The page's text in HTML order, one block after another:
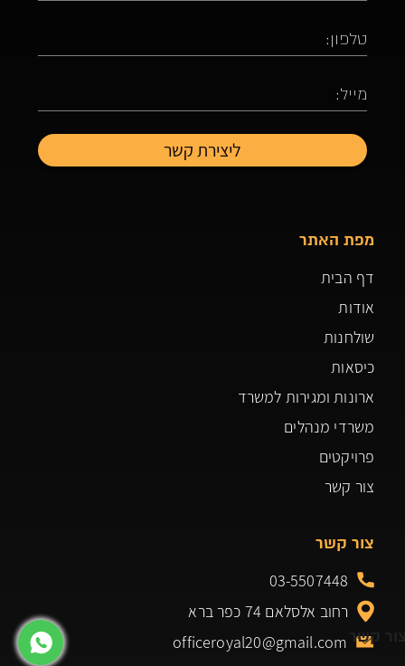
קשר
מפת האתר
דף הבית
אודות
שולחנות
כיסאות
ארונות ומגירות למשרד
משרדי מנהלים
פרויקטים
צור קשר
צור קשר
03-5507448
רחוב אלסלאם 74 כפר ברא
officeroyal20@gmail.com